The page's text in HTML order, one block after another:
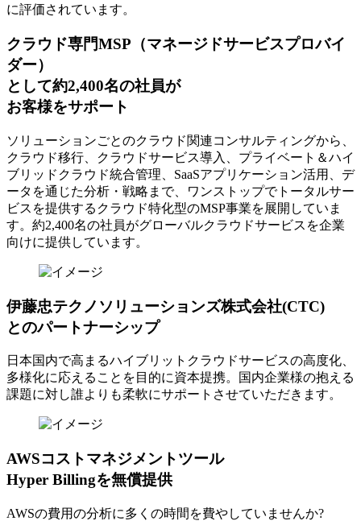
に評価されています。
クラウド専門MSP （マネージドサービスプロバイ
ダー）
として約2,400名の社員が
お客様をサポート
ソリューションごとのクラウド関連コンサルティングから、
クラウド移行、クラウドサービス導入、プライベート＆ハイ
ブリッドクラウド統合管理、SaaSアプリケーション活用、デ
ータを通じた分析・戦略まで、ワンストップでトータルサー
ビスを提供するクラウド特化型のMSP事業を展開していま
す。約2,400名の社員がグローバルクラウドサービスを企業
向けに提供しています。
伊藤忠テクノソリューションズ株式会社(CTC)
とのパートナーシップ
日本国内で高まるハイブリットクラウドサービスの高度化、
多様化に応えることを目的に資本提携。国内企業様の抱える
課題に対し誰よりも柔軟にサポートさせていただきます。
AWSコストマネジメントツール
Hyper Billingを無償提供
AWSの費⽤の分析に多くの時間を費やしていませんか?